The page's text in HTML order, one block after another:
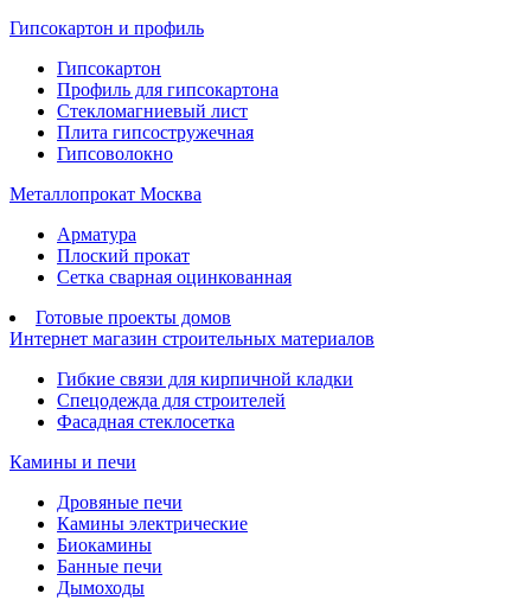
Гипсокартон и профиль
Гипсокартон
Профиль для гипсокартона
Стекломагниевый лист
Плита гипсостружечная
Гипсоволокно
Металлопрокат Москва
Арматура
Плоский прокат
Сетка сварная оцинкованная
Готовые проекты домов
Интернет магазин строительных материалов
Гибкие связи для кирпичной кладки
Спецодежда для строителей
Фасадная стеклосетка
Камины и печи
Дровяные печи
Камины электрические
Биокамины
Банные печи
Дымоходы